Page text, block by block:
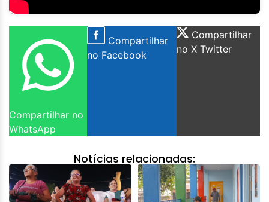
Compartilhar no
WhatsApp
Compartilhar
no Facebook
Compartilhar
no X Twitter
Notícias relacionadas: